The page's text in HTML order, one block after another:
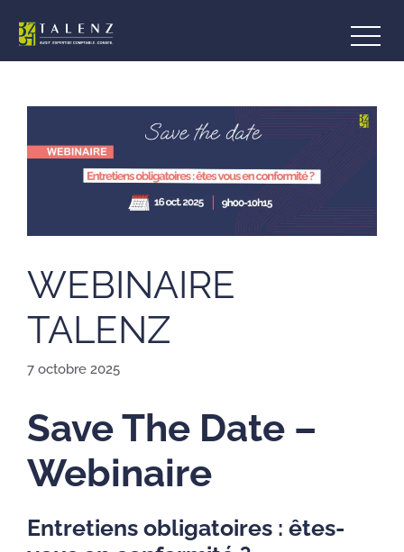
contenu
WEBINAIRE
TALENZ
7 octobre 2025
Save The Date –
Webinaire
Entretiens obligatoires : êtes-